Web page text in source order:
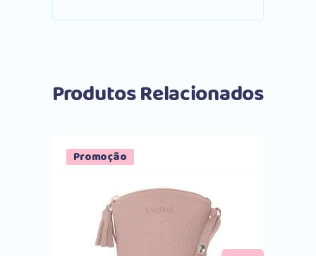
Produtos Relacionados
Promoção